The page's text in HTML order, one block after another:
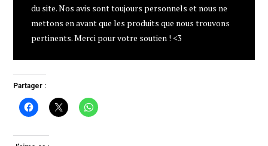
du site. Nos avis sont toujours personnels et nous ne
mettons en avant que les produits que nous trouvons
pertinents. Merci pour votre soutien ! <3
Partager :